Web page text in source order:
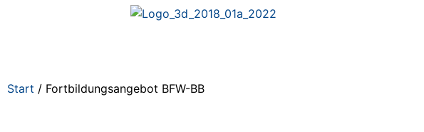
Start / Fortbildungsangebot BFW-BB